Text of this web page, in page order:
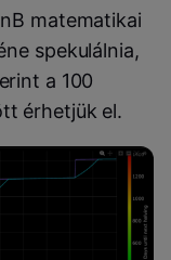
matematikai
spekulálnia,
a 100
érhetjük el.